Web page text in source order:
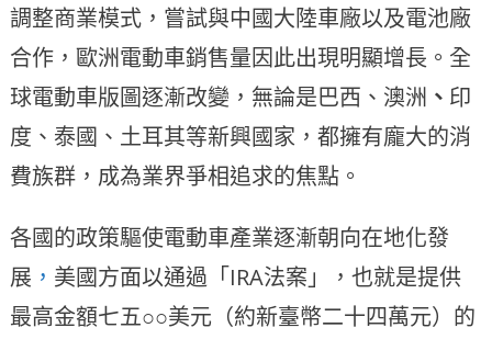
調整商業模式，嘗試與中國大陸車廠以及電池廠
合作，歐洲電動車銷售量因此出現明顯增長。全
球電動車版圖逐漸改變，無論是巴西、澳洲 、 印
度、泰國、土耳其等新興國家，都擁有龐大的消
費族群，成為業界爭相追求的焦點。
各國的政策驅使電動車產業逐漸朝向在地化發
展 ， 美國方面以通過「IRA法案」，也就是提供
最高金額七五○○美元（約新臺幣二十四萬元）的